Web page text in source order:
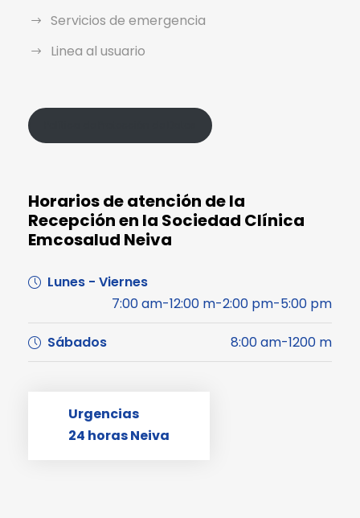
Servicios de emergencia
Linea al usuario
Horarios de atención de la
Recepción en la Sociedad Clínica
Emcosalud Neiva
Lunes - Viernes
7:00 am-12:00 m-2:00 pm-5:00 pm
Sábados 8:00 am-1200 m
Urgencias
24 horas Neiva